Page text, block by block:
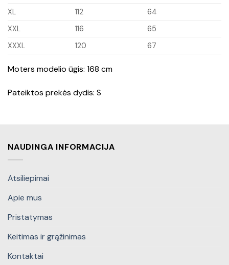
XL
112
64
XXL
116
65
XXXL
120 67
Moters modelio ūgis: 168 cm
Pateiktos prekės dydis: S
NAUDINGA INFORMACIJA
Atsiliepimai
Apie mus
Pristatymas
Keitimas ir grąžinimas
Kontaktai